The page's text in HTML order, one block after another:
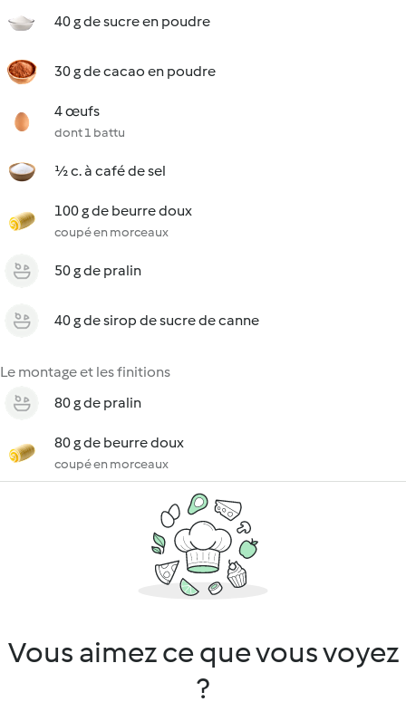
40 g de sucre en poudre
30 g de cacao en poudre
4 œufs
dont 1 battu
½ c. à café de sel
100 g de beurre doux
coupé en morceaux
50 g de pralin
40 g de sirop de sucre de canne
Le montage et les finitions
80 g de pralin
80 g de beurre doux
coupé en morceaux
Vous aimez ce que vous voyez
?